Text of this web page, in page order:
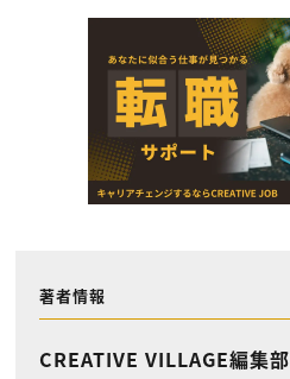
著者情報
CREATIVE VILLAGE編集部